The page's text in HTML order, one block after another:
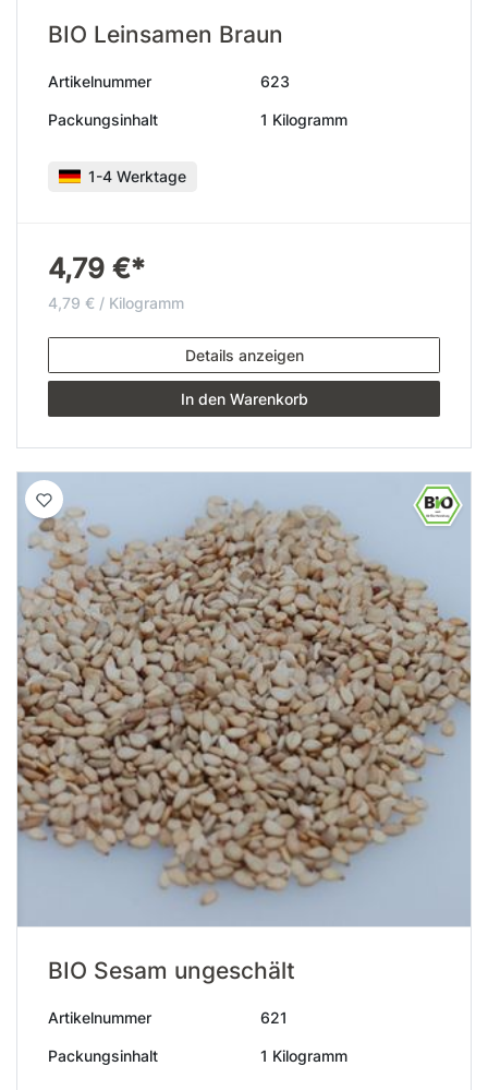
BIO Leinsamen Braun
Artikelnummer 623
Packungsinhalt 1 Kilogramm
1-4 Werktage
4,79 €*
4,79 € / Kilogramm
Details anzeigen
In den Warenkorb
BIO Sesam ungeschält
Artikelnummer 621
Packungsinhalt 1 Kilogramm